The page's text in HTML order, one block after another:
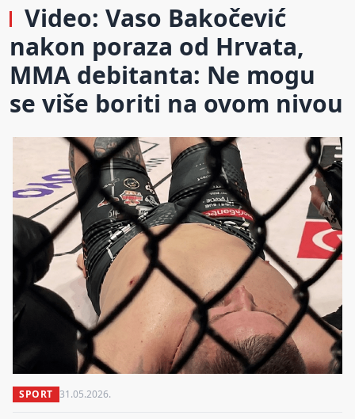
Video: Vaso Bakočević
nakon poraza od Hrvata,
MMA debitanta: Ne mogu
se više boriti na ovom nivou
SPORT 31.05.2026.